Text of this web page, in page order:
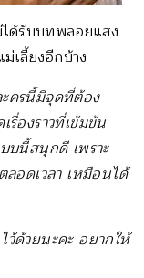
ด้รับบทพลอยแสง
เลี้ยงอีกบ้าง
ะครนี้มีจุดที่ต้อง
องราวที่เข้มข้น
บนี้สนุกดี เพราะ
อดเวลา เหมือนได้
ว้ด้วยนะคะ อยากให้